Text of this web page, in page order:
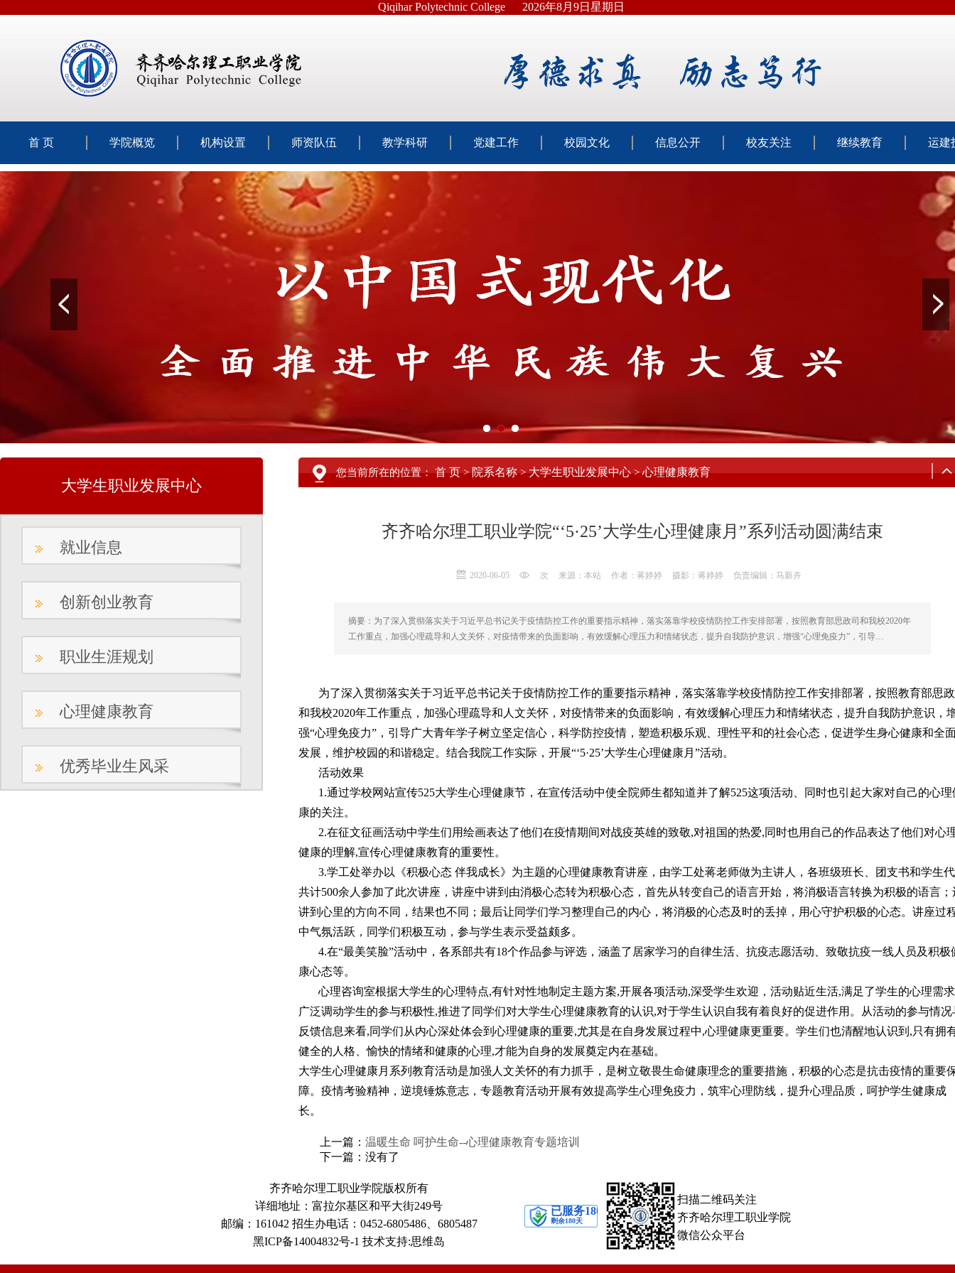
Qiqihar Polytechnic College 2026年8月9日星期日
首 页 学院概览 机构设置 师资队伍 教学科研 党建工作 校园文化 信息公开 校友关注 继续教育 运建
大学生职业发展中心
就业信息
创新创业教育
职业生涯规划
心理健康教育
优秀毕业生风采
您当前所在的位置：首 页>院系名称>大学生职业发展中心>心理健康教育
齐齐哈尔理工职业学院“‘5·25’大学生心理健康月”系列活动圆满结束
2020-06-05 次 来源：本站 作者：蒋婷婷 摄影：蒋婷婷 负责编辑：马新卉
摘要：为了深入贯彻落实关于习近平总书记关于疫情防控工作的重要指示精神，落实落靠学校疫情防控工作安排部署，按照教育部思政司和我校2020年
工作重点，加强心理疏导和人文关怀，对疫情带来的负面影响，有效缓解心理压力和情绪状态，提升自我防护意识，增强“心理免疫力”，引导…
为了深入贯彻落实关于习近平总书记关于疫情防控工作的重要指示精神，落实落靠学校疫情防控工作安排部署，按照教育部思
和我校2020年工作重点，加强心理疏导和人文关怀，对疫情带来的负面影响，有效缓解心理压力和情绪状态，提升自我防护意识，
强“心理免疫力”，引导广大青年学子树立坚定信心，科学防控疫情，塑造积极乐观、理性平和的社会心态，促进学生身心健康和全
发展，维护校园的和谐稳定。结合我院工作实际，开展“‘5·25’大学生心理健康月”活动。
活动效果
1.通过学校网站宣传525大学生心理健康节，在宣传活动中使全院师生都知道并了解525这项活动、同时也引起大家对自己的心理
康的关注。
2.在征文征画活动中学生们用绘画表达了他们在疫情期间对战疫英雄的致敬,对祖国的热爱,同时也用自己的作品表达了他们对心
健康的理解,宣传心理健康教育的重要性。
3.学工处举办以《积极心态 伴我成长》为主题的心理健康教育讲座，由学工处蒋老师做为主讲人，各班级班长、团支书和学生
共计500余人参加了此次讲座，讲座中讲到由消极心态转为积极心态，首先从转变自己的语言开始，将消极语言转换为积极的语言；
讲到心里的方向不同，结果也不同；最后让同学们学习整理自己的内心，将消极的心态及时的丢掉，用心守护积极的心态。讲座过
中气氛活跃，同学们积极互动，参与学生表示受益颇多。
4.在“最美笑脸”活动中，各系部共有18个作品参与评选，涵盖了居家学习的自律生活、抗疫志愿活动、致敬抗疫一线人员及积极
康心态等。
心理咨询室根据大学生的心理特点,有针对性地制定主题方案,开展各项活动,深受学生欢迎，活动贴近生活,满足了学生的心理需
广泛调动学生的参与积极性,推进了同学们对大学生心理健康教育的认识,对于学生认识自我有着良好的促进作用。从活动的参与情况
反馈信息来看,同学们从内心深处体会到心理健康的重要,尤其是在自身发展过程中,心理健康更重要。学生们也清醒地认识到,只有拥
健全的人格、愉快的情绪和健康的心理,才能为自身的发展奠定内在基础。
大学生心理健康月系列教育活动是加强人文关怀的有力抓手，是树立敬畏生命健康理念的重要措施，积极的心态是抗击疫情的重要
障。疫情考验精神，逆境锤炼意志，专题教育活动开展有效提高学生心理免疫力，筑牢心理防线，提升心理品质，呵护学生健康成
长。
上一篇： 温暖生命 呵护生命--心理健康教育专题培训
下一篇：没有了
齐齐哈尔理工职业学院版权所有
详细地址：富拉尔基区和平大街249号
邮编：161042 招生办电话：0452-6805486、6805487
黑ICP备14004832号-1 技术支持:思维岛
扫描二维码关注
齐齐哈尔理工职业学院
微信公众平台